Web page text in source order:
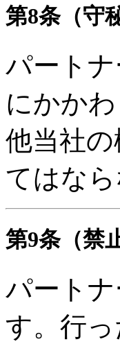
第8条（守
パート
にかか
他当社
てはな
第9条（禁
パート
す。行